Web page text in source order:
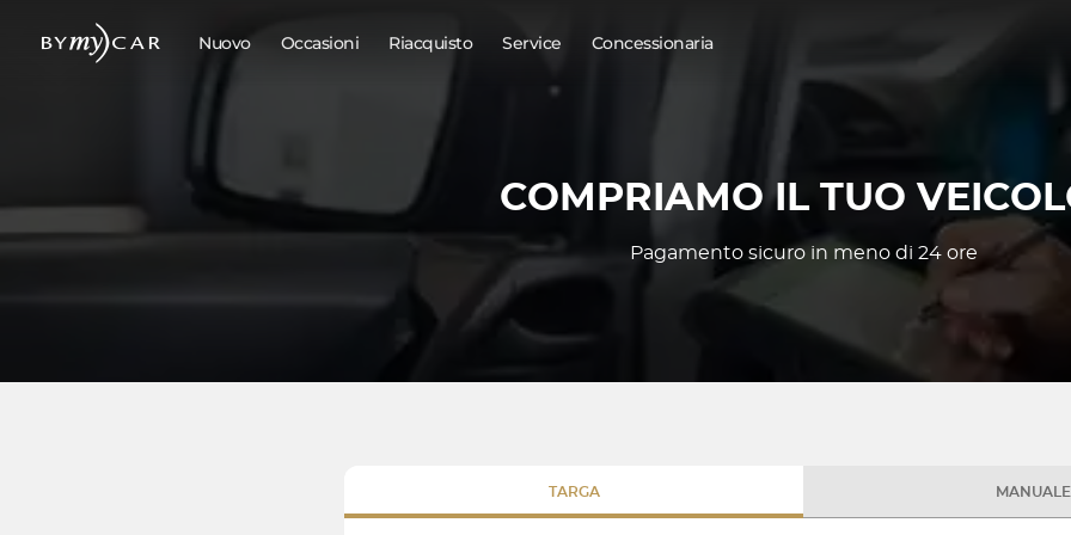
Nuovo Occasioni Riacquisto Service Concessionaria
COMPRIAMO IL TUO
Pagamento sicuro in meno di 24 ore
TARGA MANUALE